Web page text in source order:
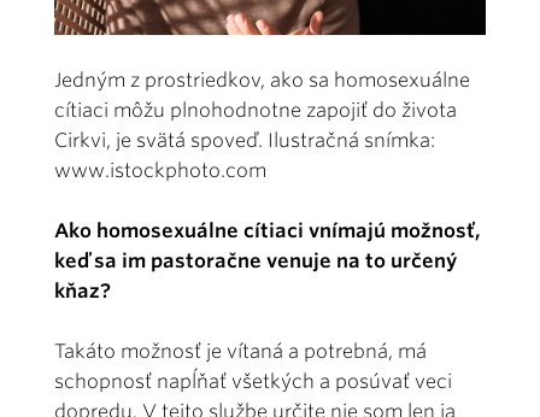
Jedným z prostriedkov, ako sa homosexuálne
cítiaci môžu plnohodnotne zapojiť do života
Cirkvi, je svätá spoveď. Ilustračná snímka:
www.istockphoto.com
Ako homosexuálne cítiaci vnímajú možnosť,
keď sa im pastoračne venuje na to určený
kňaz?
Takáto možnosť je vítaná a potrebná, má
schopnosť napĺňať všetkých a posúvať veci
dopredu. V tejto službe určite nie som len ja